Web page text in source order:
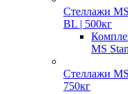
Стеллажи
BL | 500кг
MS
Стеллажи
750кг